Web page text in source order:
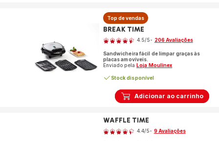
Adicionar ao carrinho
Top de vendas
BREAK TIME
Classificação
4.5/5- 206 Avaliações
Sandwicheira fácil de limpar graças às
placas amovíveis.
Enviado pela Loja Moulinex
Stock disponível
WAFFLE TIME
Classificação
4.4/5- 9 Avaliações